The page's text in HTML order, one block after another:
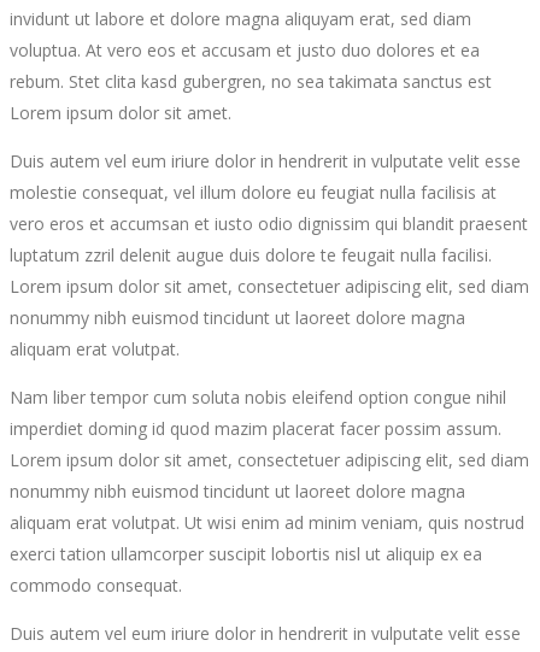
invidunt ut labore et dolore magna aliquyam erat, sed diam
voluptua. At vero eos et accusam et justo duo dolores et ea
rebum. Stet clita kasd gubergren, no sea takimata sanctus est
Lorem ipsum dolor sit amet.
Duis autem vel eum iriure dolor in hendrerit in vulputate velit esse
molestie consequat, vel illum dolore eu feugiat nulla facilisis at
vero eros et accumsan et iusto odio dignissim qui blandit praesent
luptatum zzril delenit augue duis dolore te feugait nulla facilisi.
Lorem ipsum dolor sit amet, consectetuer adipiscing elit, sed diam
nonummy nibh euismod tincidunt ut laoreet dolore magna
aliquam erat volutpat.
Nam liber tempor cum soluta nobis eleifend option congue nihil
imperdiet doming id quod mazim placerat facer possim assum.
Lorem ipsum dolor sit amet, consectetuer adipiscing elit, sed diam
nonummy nibh euismod tincidunt ut laoreet dolore magna
aliquam erat volutpat. Ut wisi enim ad minim veniam, quis nostrud
exerci tation ullamcorper suscipit lobortis nisl ut aliquip ex ea
commodo consequat.
Duis autem vel eum iriure dolor in hendrerit in vulputate velit esse